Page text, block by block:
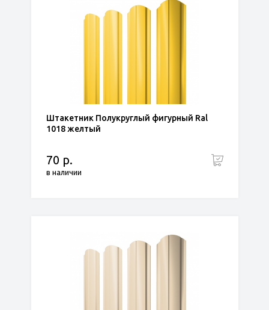
Штакетник Полукруглый фигурный Ral
1018 желтый
70 р.
в наличии